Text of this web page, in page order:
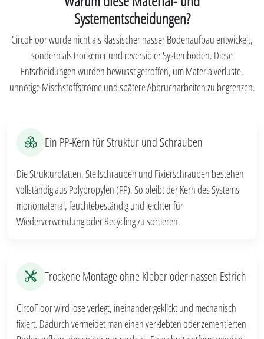
Systementscheidungen?
CircoFloor wurde nicht als klassischer nasser Bodenaufbau entwickelt,
sondern als trockener und reversibler Systemboden. Diese
Entscheidungen wurden bewusst getroffen, um Materialverluste,
unnötige Mischstoffströme und spätere Abbrucharbeiten zu begrenzen.
Ein PP-Kern für Struktur und Schrauben
Die Strukturplatten, Stellschrauben und Fixierschrauben bestehen
vollständig aus Polypropylen (PP). So bleibt der Kern des Systems
monomaterial, feuchtebeständig und leichter für
Wiederverwendung oder Recycling zu sortieren.
Trockene Montage ohne Kleber oder nassen Estrich
CircoFloor wird lose verlegt, ineinander geklickt und mechanisch
fixiert. Dadurch vermeidet man einen verklebten oder zementierten